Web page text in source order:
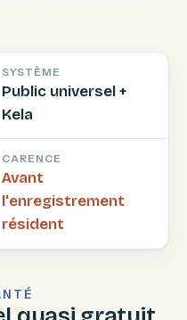
SYSTÈME
Public universel +
Kela
CARENCE
Avant
l'enregistrement
résident